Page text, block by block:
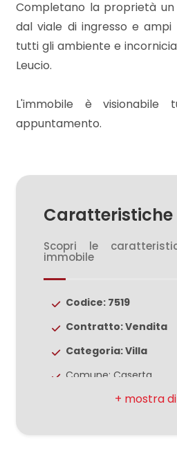
Completano la proprietà
dal viale di ingresso e ampi
tutti gli ambiente e
Leucio.
L'immobile è
appuntamento.
Caratteristiche
Scopri le
immobile
Codice: 7519
Contratto: Vendita
Categoria: Villa
Comune: Caserta
Zona: San Leucio
Qualsiasi
4
5+
Bagni
minimi